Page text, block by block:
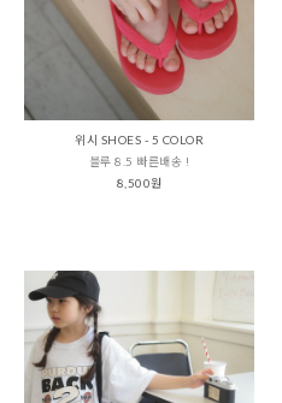
위시 SHOES - 5 COLOR
블루 8.5 빠른배송 !
8,500원